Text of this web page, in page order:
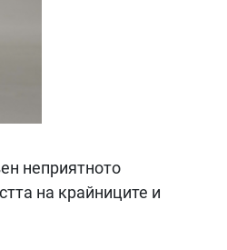
неприятното
на крайниците и